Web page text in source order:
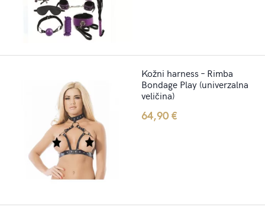
Kožni harness – Rimba
Bondage Play (univerzalna
veličina)
64,90€